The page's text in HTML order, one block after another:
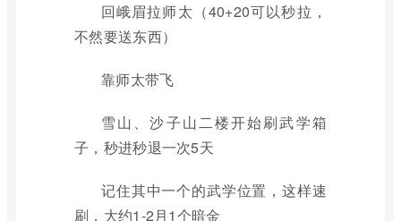
回峨眉拉师太（40+20可以秒拉，
不然要送东西）
靠师太带飞
雪山、沙子山二楼开始刷武学箱
子，秒进秒退一次5天
记住其中一个的武学位置，这样速
刷，大约1-2月1个暗金